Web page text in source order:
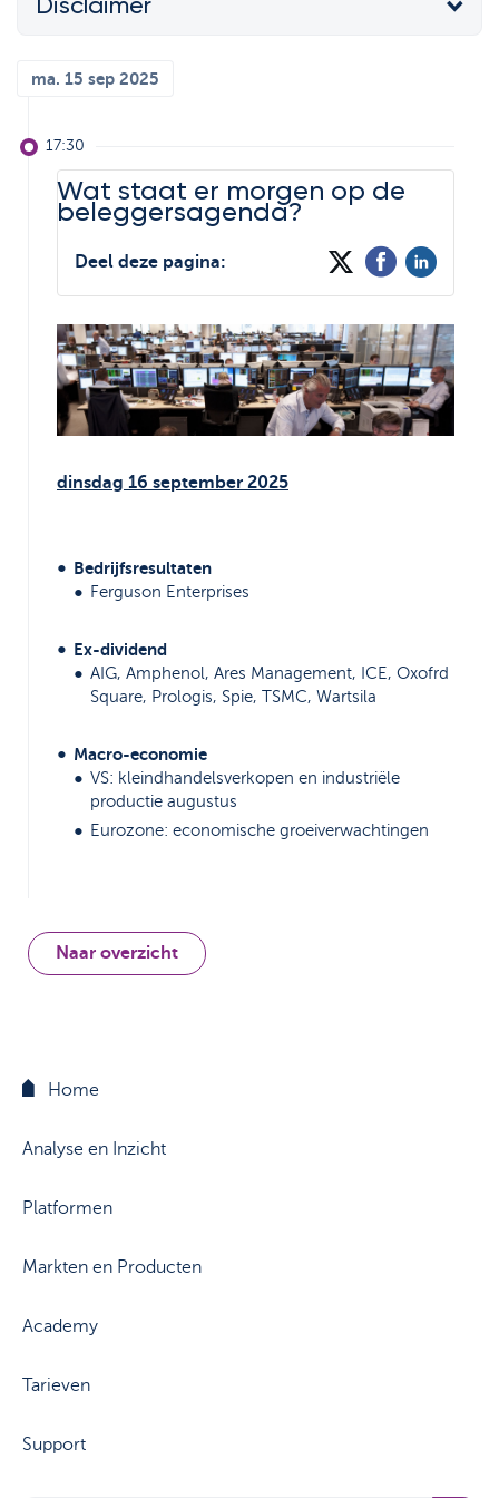
Support
Lexicon
Beursboeken in de
kijker
Disclaimer
ma. 15 sep 2025
17:30
Wat staat er morgen op de
beleggersagenda?
Deel deze pagina:
dinsdag 16 september 2025
Bedrijfsresultaten
​Ferguson Enterprises
Ex-dividend
AIG, Amphenol, Ares Management, ICE, Oxofrd
Square, Prologis, Spie, TSMC, Wartsila
Macro-economie
VS: kleindhandelsverkopen en industriële
productie augustus
Eurozone: economische groeiverwachtingen
Naar overzicht
Home
Analyse en Inzicht
Platformen
Markten en Producten
Academy
Tarieven
Support